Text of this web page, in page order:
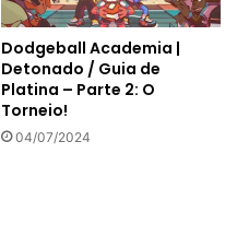
Dodgeball Academia |
Detonado / Guia de
Platina – Parte 2: O
Torneio!
04/07/2024